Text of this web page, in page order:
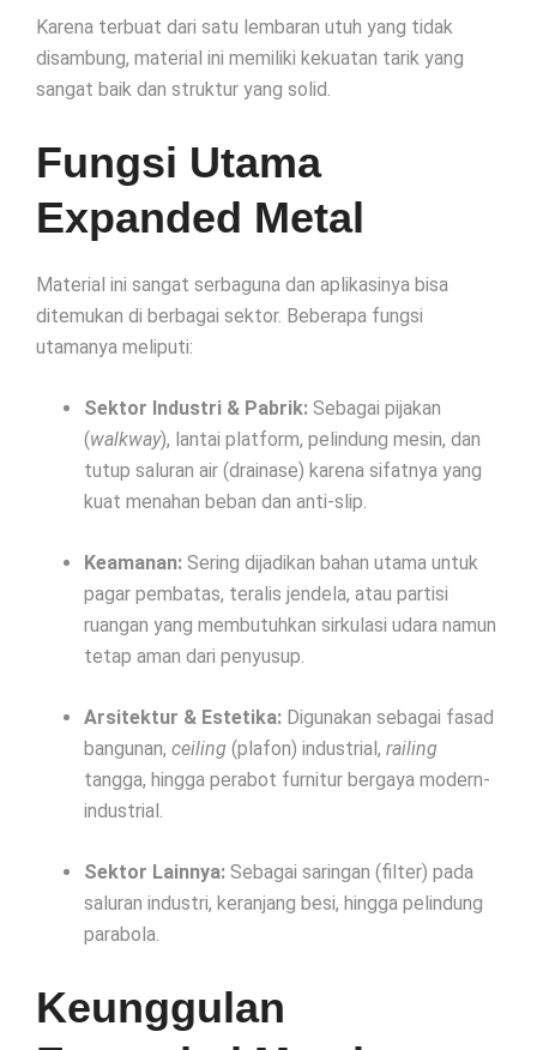
Karena terbuat dari satu lembaran utuh yang tidak
disambung, material ini memiliki kekuatan tarik yang
sangat baik dan struktur yang solid.
Fungsi Utama
Expanded Metal
Material ini sangat serbaguna dan aplikasinya bisa
ditemukan di berbagai sektor. Beberapa fungsi
utamanya meliputi:
Sektor Industri & Pabrik: Sebagai pijakan
(walkway), lantai platform, pelindung mesin, dan
tutup saluran air (drainase) karena sifatnya yang
kuat menahan beban dan anti-slip.
Keamanan: Sering dijadikan bahan utama untuk
pagar pembatas, teralis jendela, atau partisi
ruangan yang membutuhkan sirkulasi udara namun
tetap aman dari penyusup.
Arsitektur & Estetika: Digunakan sebagai fasad
bangunan, ceiling (plafon) industrial, railing
tangga, hingga perabot furnitur bergaya modern-
industrial.
Sektor Lainnya: Sebagai saringan (filter) pada
saluran industri, keranjang besi, hingga pelindung
parabola.
Keunggulan